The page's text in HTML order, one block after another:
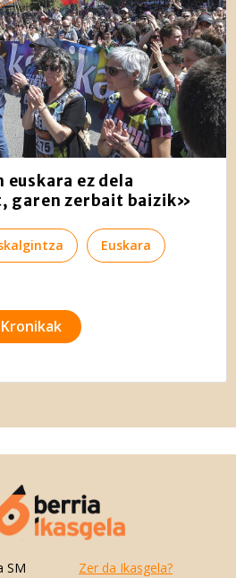
ez dela
garen zerbait baizik»
Euskara
Kronikak
SM
Zer da Ikasgela?